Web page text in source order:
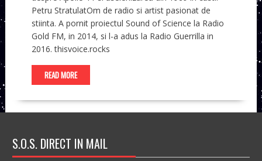
Petru StratulatOm de radio si artist pasionat de
stiinta. A pornit proiectul Sound of Science la Radio
Gold FM, in 2014, si l-a adus la Radio Guerrilla in
2016. thisvoice.rocks
READ MORE
S.O.S. DIRECT IN MAIL